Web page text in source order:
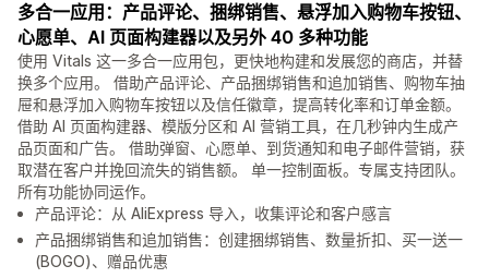
多合一应用：产品评论、捆绑销售、悬浮加入购物车按钮、
心愿单、AI 页面构建器以及另外 40 多种功能
使用 Vitals 这一多合一应用包，更快地构建和发展您的商店，并替
换多个应用。 借助产品评论、产品捆绑销售和追加销售、购物车抽
屉和悬浮加入购物车按钮以及信任徽章，提高转化率和订单金额。
借助 AI 页面构建器、模版分区和 AI 营销工具，在几秒钟内生成产
品页面和广告。 借助弹窗、心愿单、到货通知和电子邮件营销，获
取潜在客户并挽回流失的销售额。 单一控制面板。专属支持团队。
所有功能协同运作。
产品评论：从 AliExpress 导入，收集评论和客户感言
产品捆绑销售和追加销售：创建捆绑销售、数量折扣、买一送一
(BOGO)、赠品优惠